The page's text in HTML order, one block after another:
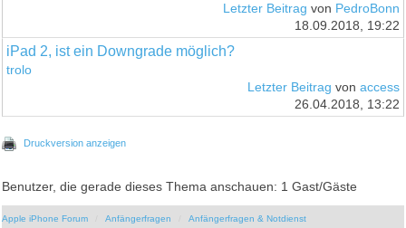
Letzter Beitrag von PedroBonn
18.09.2018, 19:22
iPad 2, ist ein Downgrade möglich?
trolo
Letzter Beitrag von access
26.04.2018, 13:22
Druckversion anzeigen
Benutzer, die gerade dieses Thema anschauen: 1 Gast/Gäste
Apple iPhone Forum Anfängerfragen Anfängerfragen & Notdienst